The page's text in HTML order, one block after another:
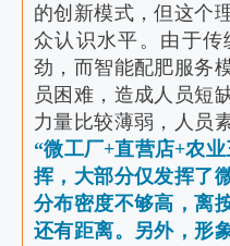
的创新模式，但这个
众认识水平。由于
劲，而智能配肥服务
员困难，造成人员短
力量比较薄弱，人员
“微工厂+直营店+农
挥，大部分仅发挥了
分布密度不够高，离
还有距离。另外，形